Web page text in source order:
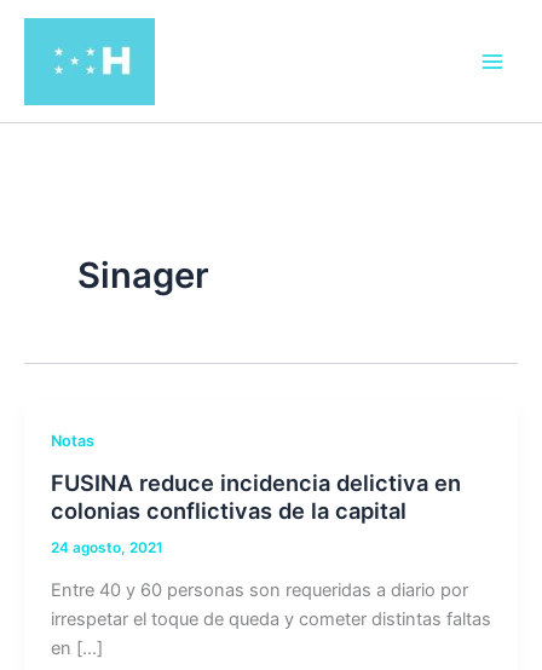
contenido
Sinager
Notas
FUSINA reduce incidencia delictiva en
colonias conflictivas de la capital
24 agosto, 2021
Entre 40 y 60 personas son requeridas a diario por
irrespetar el toque de queda y cometer distintas faltas
en […]